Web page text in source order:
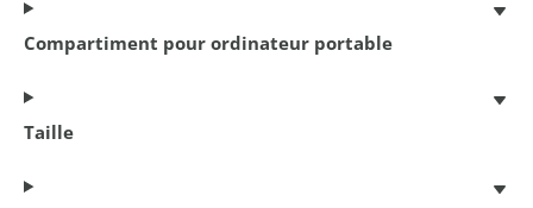
Compartiment pour ordinateur portable
Taille